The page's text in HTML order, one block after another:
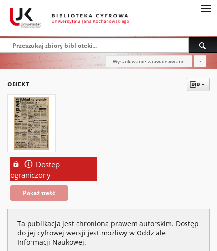
Wyszukiwanie zaawansowane ?
OBIEKT
Dostęp
ograniczony
Pokaż treść
Ta publikacja jest chroniona prawem autorskim. Dostęp
do jej cyfrowej wersji jest możliwy w Oddziale
Informacji Naukowej.